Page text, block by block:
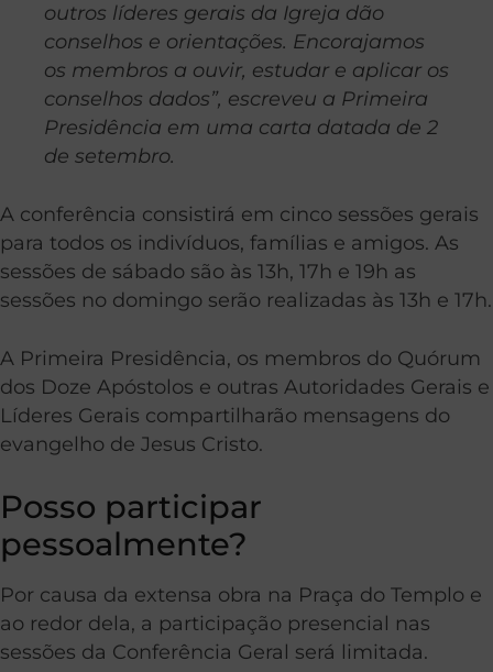
outros líderes gerais da Igreja dão
conselhos e orientações. Encorajamos
os membros a ouvir, estudar e aplicar os
conselhos dados”, escreveu a Primeira
Presidência em uma carta datada de 2
de setembro.
A conferência consistirá em cinco sessões gerais
para todos os indivíduos, famílias e amigos. As
sessões de sábado são às 13h, 17h e 19h as
sessões no domingo serão realizadas às 13h e 17h.
A Primeira Presidência, os membros do Quórum
dos Doze Apóstolos e outras Autoridades Gerais e
Líderes Gerais compartilharão mensagens do
evangelho de Jesus Cristo.
Posso participar
pessoalmente?
Por causa da extensa obra na Praça do Templo e
ao redor dela, a participação presencial nas
sessões da Conferência Geral será limitada.